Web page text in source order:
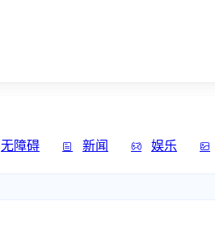
无障碍 新闻 娱乐